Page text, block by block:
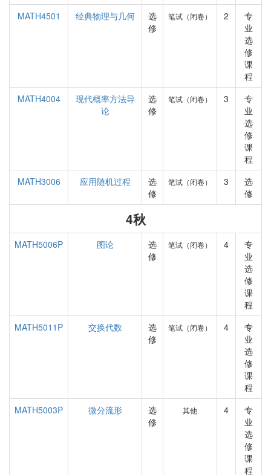
MATH4501
经典物理与几何
选
修
笔试（闭卷） 2
专
业
选
修
课
程
MATH4004
现代概率方法导
论
选
修
笔试（闭卷） 3
专
业
选
修
课
程
MATH3006
应用随机过程
选
修
笔试（闭卷） 3
选
修
4秋
MATH5006P 图论
选
修
笔试（闭卷） 4
专
业
选
修
课
程
MATH5011P
交换代数
选
修
笔试（闭卷） 4
专
业
选
修
课
程
MATH5003P
微分流形
选
修
其他 4
专
业
选
修
课
程